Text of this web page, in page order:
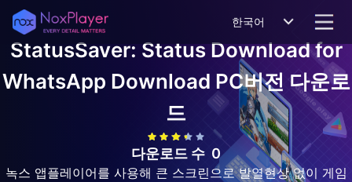
한국어
StatusSaver: Status Download for
WhatsApp Download PC버전 다운로
드
다운로드 수 0
녹스 앱플레이어를 사용해 큰 스크린으로 발열현상 없이 게임